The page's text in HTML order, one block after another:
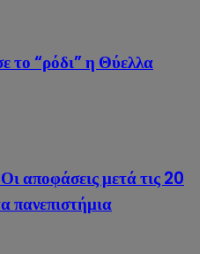
το “ρόδι” η Θύελλα
αποφάσεις μετά τις 20
πανεπιστήμια